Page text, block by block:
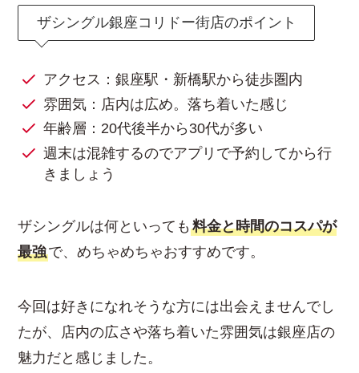
ザシングル銀座コリドー街店のポイント
アクセス：銀座駅・新橋駅から徒歩圏内
雰囲気：店内は広め。落ち着いた感じ
年齢層：20代後半から30代が多い
週末は混雑するのでアプリで予約してから行
きましょう
ザシングルは何といっても料金と時間のコスパが
最強で、めちゃめちゃおすすめです。
今回は好きになれそうな方には出会えませんでし
たが、店内の広さや落ち着いた雰囲気は銀座店の
魅力だと感じました。